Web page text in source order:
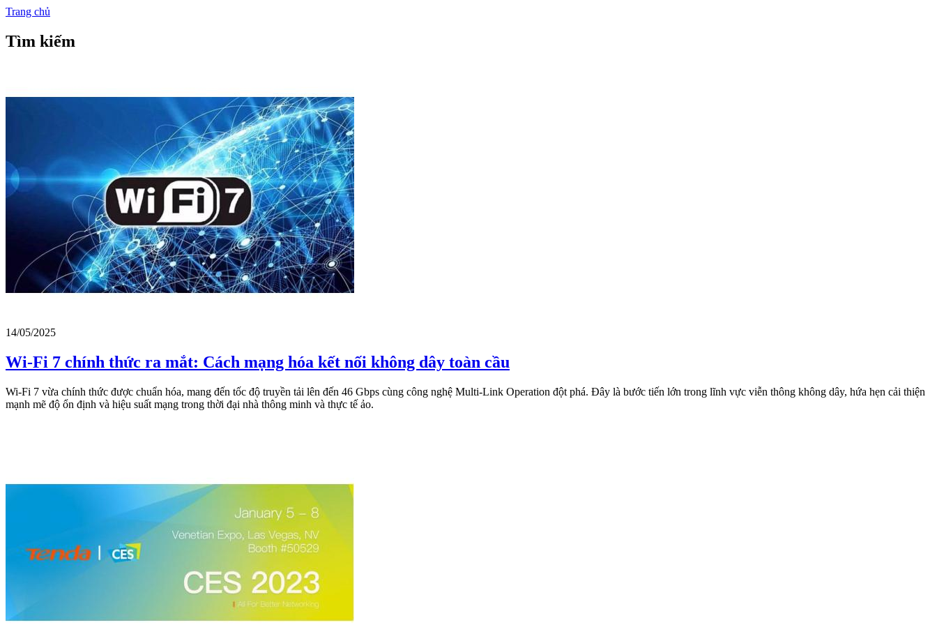
Trang chủ
Tìm kiếm
14/05/2025
Wi-Fi 7 chính thức ra mắt: Cách mạng hóa kết nối không dây toàn cầu
Wi-Fi 7 vừa chính thức được chuẩn hóa, mang đến tốc độ truyền tải lên đến 46 Gbps cùng công nghệ Multi-Link Operation đột phá. Đây là bước tiến lớn trong lĩnh vực viễn thông không dây, hứa hẹn cải thiện
mạnh mẽ độ ổn định và hiệu suất mạng trong thời đại nhà thông minh và thực tế ảo.